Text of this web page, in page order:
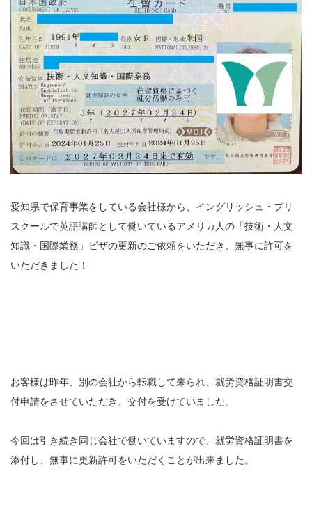
愛知県で保育事業をしている会社様から、イングリッシュ・プリ
スクールで英語講師として働いているアメリカ人の「技術・人文
知識・国際業務」ビザの更新のご依頼をいただき、無事に許可を
いただきました！
お客様は昨年、別の会社から転職して来られ、就労資格証明書交
付申請をさせていただき、交付を受けていました。
今回は引き続き同じ会社で働いていますので、就労資格証明書を
添付し、無事に更新許可をいただくことが出来ました。